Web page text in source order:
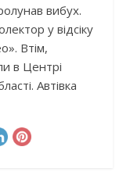
вибух.
у відсіку
Втім,
в Центрі
Автівка